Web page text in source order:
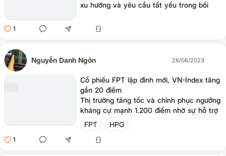
xu hướng và yêu cầu tất yếu trong bối
tham gia nhiều hơn trong chuỗi cung ứng
do thì việc thực hành kinh doanh có trách
nhiệm là cơ sở và điều kiện tiên quyết để
các doanh nghiệp tận dụng cơ hội xuất
khẩu và phát triển bền vững.
1
Nguyễn Danh Ngôn 28/08/2023
Cổ phiếu FPT lập đỉnh mới, VN-Index tăng
gần 20 điểm
Thị trường tăng tốc và chinh phục ngưỡng
kháng cự mạnh 1.200 điểm nhờ sự hỗ trợ
tích cực của nhóm cổ phiếu bluechip,
trong đó cổ phiếu FPT tăng ấn tượng và
xác lập đỉnh mới.
FPT HPG
1